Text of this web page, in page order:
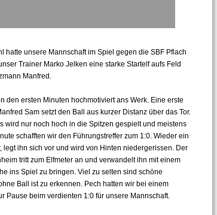
unsere Mannschaft im Spiel gegen die SBF Pflach
Trainer Marko Jelken eine starke Startelf aufs Feld
Manfred.
den ersten Minuten hochmotiviert ans Werk. Eine erste
Sam setzt den Ball aus kurzer Distanz über das Tor.
wird nur noch hoch in die Spitzen gespielt und meistens
schafften wir den Führungstreffer zum 1:0. Wieder ein
ihn sich vor und wird von Hinten niedergerissen. Der
tritt zum Elfmeter an und verwandelt ihn mit einem
ins Spiel zu bringen. Viel zu selten sind schöne
Ball ist zu erkennen. Pech hatten wir bei einem
Pause beim verdienten 1:0 für unsere Mannschaft.